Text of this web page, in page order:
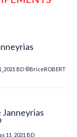
BD ©BriceROBERT
11_2021 BD